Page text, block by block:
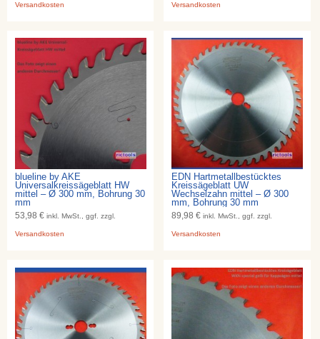
Versandkosten Versandkosten
blueline by AKE
Universalkreissägeblatt HW
mittel – Ø 300 mm, Bohrung 30
mm
53,98 € inkl. MwSt., ggf. zzgl.
Versandkosten
EDN Hartmetallbestücktes
Kreissägeblatt UW
Wechselzahn mittel – Ø 300
mm, Bohrung 30 mm
89,98 €inkl. MwSt., ggf. zzgl.
Versandkosten